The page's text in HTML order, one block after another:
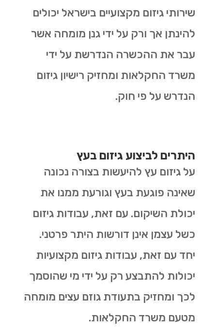
שירותי גיזום מקצועיים בישראל יכולים
להינתן אך ורק על ידי גנן מומחה אשר
עבר את ההכשרה הנדרשת על ידי
משרד החקלאות ומחזיק רישיון גיזום
הנדרש על פי חוק.
היתרים לביצוע גיזום בעץ
על גיזום עץ להיעשות בצורה נכונה
שאינה פוגעת בעץ וגורעת ממנו את
יכולת השיקום. עם זאת, עבודות גיזום
כשל עצמן אינן דורשות היתר פרטני.
יחד עם זאת, עבודות גיזום מקצועיות
יכולות להתבצע רק על ידי מי שהוסמך
לכך ומחזיק בתעודת גוזם עצים מומחה
מטעם משרד החקלאות.